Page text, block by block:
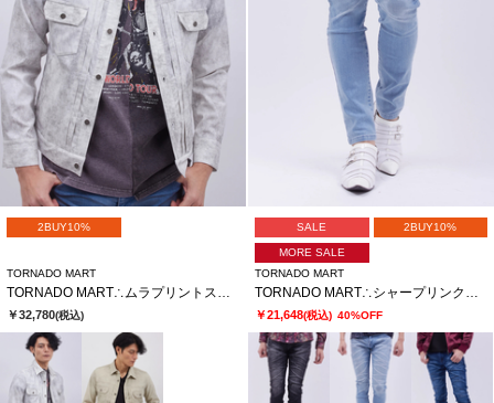
2BUY10%
TORNADO MART
TORNADO MART∴ムラプリントストレッチカルゼトラッカーブルゾン
￥32,780(税込)
SALE 2BUY10%
MORE SALE
TORNADO MART
TORNADO MART∴シャープリンクルスキニーデニム
￥21,648(税込) 40%OFF